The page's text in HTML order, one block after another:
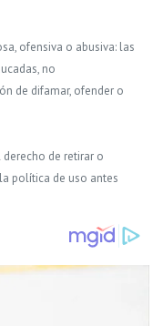
ofensiva o abusiva: las
no
de difamar, ofender o
de retirar o
política de uso antes